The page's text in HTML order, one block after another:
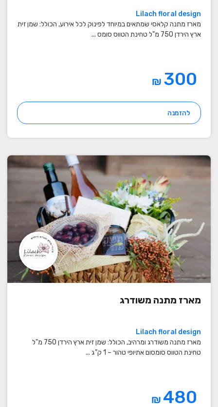
Lilach floral design
מארז מתנה קלאסי שמתאים במיוחד לפינוק לכל אירוע, הכולל: שמן זית
ארץ הירדן 750 מ"ל טחינת הטווס סומס ...
₪
להזמנה
מארז מתנה משודרג
Lilach floral design
מארז מתנה משודרג ומרהיב, הכולל: שמן זית ארץ הירדן 750 מ"ל
טחינת הטווס סומסום אתיופי טהור – 1 ק"ג ...
₪